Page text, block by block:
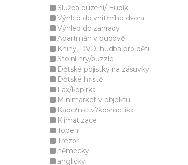
Služba buzení/ Budík
Výhled do vnitřního dvora
Výhled do zahrady
Apartmán v budově
Knihy, DVD, hudba pro děti
Stolní hry/puzzle
Dětské pojistky na zásuvky
Dětské hřiště
Fax/kopírka
Minimarket v objektu
Kadeřnictví/kosmetika
Klimatizace
Topení
Trezor
německy
anglicky